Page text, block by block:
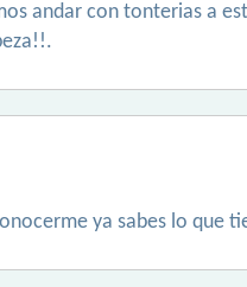
andar con tonterias a
ya sabes lo que